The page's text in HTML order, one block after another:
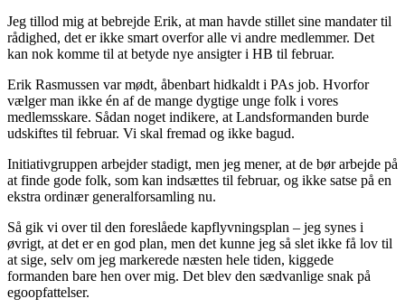
Jeg tillod mig at bebrejde Erik, at man havde stillet sine mandater til
rådighed, det er ikke smart overfor alle vi andre medlemmer. Det
kan nok komme til at betyde nye ansigter i HB til februar.
Erik Rasmussen var mødt, åbenbart hidkaldt i PAs job. Hvorfor
vælger man ikke én af de mange dygtige unge folk i vores
medlemsskare. Sådan noget indikere, at Landsformanden burde
udskiftes til februar. Vi skal fremad og ikke bagud.
Initiativgruppen arbejder stadigt, men jeg mener, at de bør arbejde på
at finde gode folk, som kan indsættes til februar, og ikke satse på en
ekstra ordinær generalforsamling nu.
Så gik vi over til den foreslåede kapflyvningsplan – jeg synes i
øvrigt, at det er en god plan, men det kunne jeg så slet ikke få lov til
at sige, selv om jeg markerede næsten hele tiden, kiggede
formanden bare hen over mig. Det blev den sædvanlige snak på
egoopfattelser.